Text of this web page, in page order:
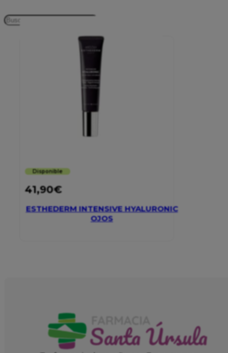
Disponible
41,90€
ESTHEDERM INTENSIVE HYALURONIC
OJOS